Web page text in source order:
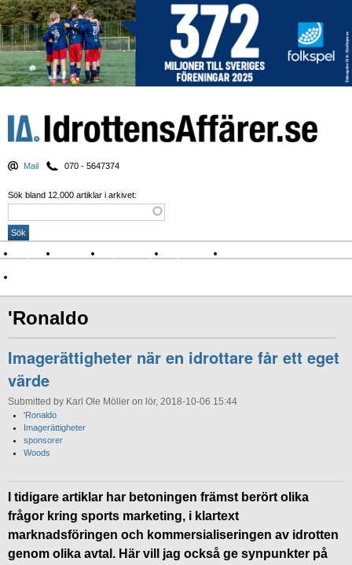
Mail 070 - 5647374
Sök bland 12.000 artiklar i arkivet:
Nyheter Krönikor Sport & spel Nyhetsbrev
'Ronaldo
Imagerättigheter när en idrottare får ett eget
värde
Submitted by Karl Ole Möller on lör, 2018-10-06 15:44
'Ronaldo
Imagerättigheter
sponsorer
Woods
I tidigare artiklar har betoningen främst berört olika
frågor kring sports marketing, i klartext
marknadsföringen och kommersialiseringen av idrotten
genom olika avtal. Här vill jag också ge synpunkter på